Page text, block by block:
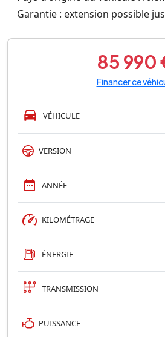
Garantie : extension possible
85 990
Financer ce
VÉHICULE
VERSION
ANNÉE
KILOMÉTRAGE
ÉNERGIE
TRANSMISSION
PUISSANCE